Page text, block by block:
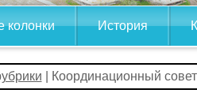
колонки История
| Координационный совет